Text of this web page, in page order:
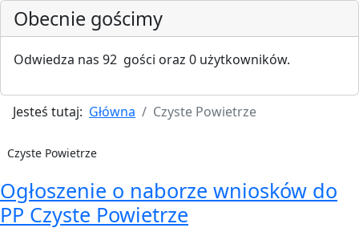
Obecnie gościmy
Odwiedza nas 92 gości oraz 0 użytkowników.
Jesteś tutaj: Główna Czyste Powietrze
Czyste Powietrze
Ogłoszenie o naborze wniosków do
PP Czyste Powietrze